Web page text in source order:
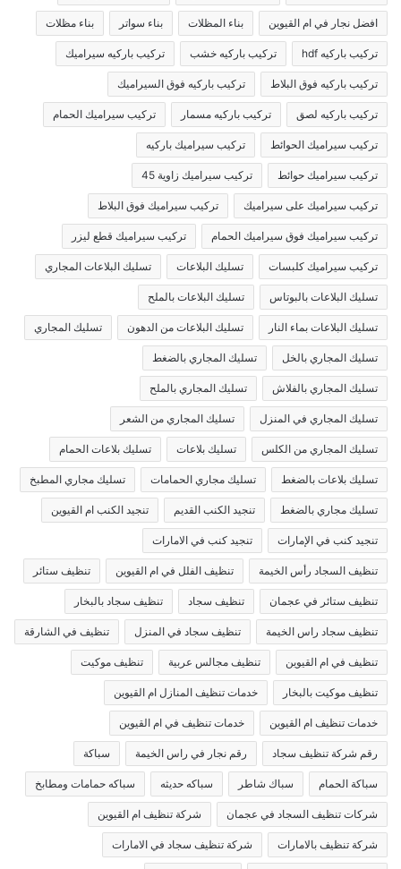
افضل نجار في ام القيوين بناء المظلات بناء سواتر بناء مظلات
تركيب باركيه hdf تركيب باركيه خشب تركيب باركيه سيراميك
تركيب باركيه فوق البلاط تركيب باركيه فوق السيراميك
تركيب باركيه لصق تركيب باركيه مسمار تركيب سيراميك الحمام
تركيب سيراميك الحوائط تركيب سيراميك باركيه
تركيب سيراميك حوائط تركيب سيراميك زاوية 45
تركيب سيراميك على سيراميك تركيب سيراميك فوق البلاط
تركيب سيراميك فوق سيراميك الحمام تركيب سيراميك قطع ليزر
تركيب سيراميك كلبسات تسليك البلاعات تسليك البلاعات المجاري
تسليك البلاعات بالبوتاس تسليك البلاعات بالملح
تسليك البلاعات بماء النار تسليك البلاعات من الدهون تسليك المجاري
تسليك المجاري بالخل تسليك المجاري بالضغط
تسليك المجاري بالفلاش تسليك المجاري بالملح
تسليك المجاري في المنزل تسليك المجاري من الشعر
تسليك المجاري من الكلس تسليك بلاعات تسليك بلاعات الحمام
تسليك بلاعات بالضغط تسليك مجاري الحمامات تسليك مجاري المطبخ
تسليك مجاري بالضغط تنجيد الكنب القديم تنجيد الكنب ام القيوين
تنجيد كنب في الإمارات تنجيد كنب في الامارات
تنظيف السجاد رأس الخيمة تنظيف الفلل في ام القيوين تنظيف ستائر
تنظيف ستائر في عجمان تنظيف سجاد تنظيف سجاد بالبخار
تنظيف سجاد راس الخيمة تنظيف سجاد في المنزل تنظيف في الشارقة
تنظيف في ام القيوين تنظيف مجالس عربية تنظيف موكيت
تنظيف موكيت بالبخار خدمات تنظيف المنازل ام القيوين
خدمات تنظيف ام القيوين خدمات تنظيف في ام القيوين
رقم شركة تنظيف سجاد رقم نجار في راس الخيمة سباكة
سباكة الحمام سباك شاطر سباكه حديثه سباكه حمامات ومطابخ
شركات تنظيف السجاد في عجمان شركة تنظيف ام القيوين
شركة تنظيف بالامارات شركة تنظيف سجاد في الامارات